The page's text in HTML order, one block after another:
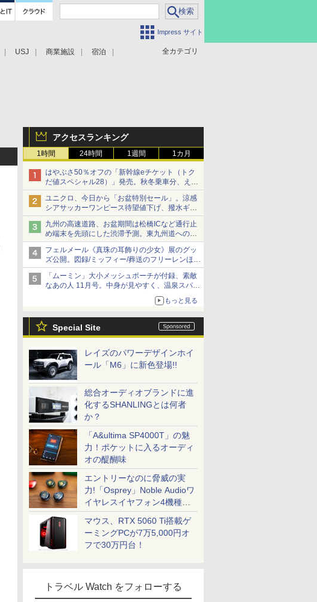
Impress サイト
全カテゴリ
USJ 商業施設 宿泊
アクセスランキング
1時間 24時間 1週間 1カ月
はやぶさ50％オフの「新幹線eチケット（トク
だ値スペシャル28）」発売。秋冬乗車分、えき
ねっと限定
ユニクロ、今日から「お盆特別セール」。涼感
シアサッカーワンピース待望値下げ、撥水ギア
ショーツは1990円に
九州の高速道路、お盆期間は松橋ICなど通行止
め端末を先頭にした渋滞予測。東九州道への迂
回は料金調整を実施
フェルメール《真珠の耳飾りの少女》展のグッ
ズ公開。図録/ミッフィー/葬送のフリーレンほ
か、注目ブランドコラボが実現
「ムーミン」大小メッシュポーチが付録、素敵
なあの人 11月号。中身が見やすく、温泉スパに
もっと見る
Special Site
レイズのパワーデザインホイ
ール「M6」に新色登場!!
総合オーディオブランドに進
化するSHANLINGとは何者
か？
「A&ultima SP4000T」の魅
力！ポケットに入るオーディ
オの醍醐味
エントリーなのに脅威の実
力!「Osprey」Noble Audioワ
イヤレスイヤフォン4機種を
一気に聴く
マウス、RTX 5060 Ti搭載ゲ
ーミングPCが7万5,000円オ
フで30万円台！
トラベル Watch をフォローする